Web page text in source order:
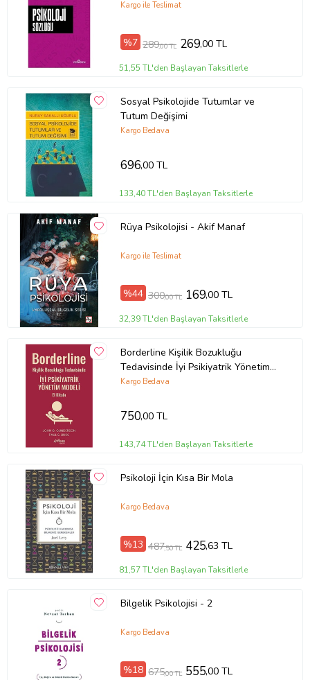
Kargo ile Teslimat
%7 289,00 TL 269,00 TL
51,55 TL'den Başlayan Taksitlerle
Sosyal Psikolojide Tutumlar ve
Tutum Değişimi
Kargo Bedava
696,00 TL
133,40 TL'den Başlayan Taksitlerle
Rüya Psikolojisi - Akif Manaf
Kargo ile Teslimat
%44 300,00 TL 169,00 TL
32,39 TL'den Başlayan Taksitlerle
Borderline Kişilik Bozukluğu
Tedavisinde İyi Psikiyatrik Yönetim
Modeli El Kitabı
Kargo Bedava
750,00 TL
143,74 TL'den Başlayan Taksitlerle
Psikoloji İçin Kısa Bir Mola
Kargo Bedava
%13 487,50 TL 425,63 TL
81,57 TL'den Başlayan Taksitlerle
Bilgelik Psikolojisi - 2
Kargo Bedava
%18 675,00 TL 555,00 TL